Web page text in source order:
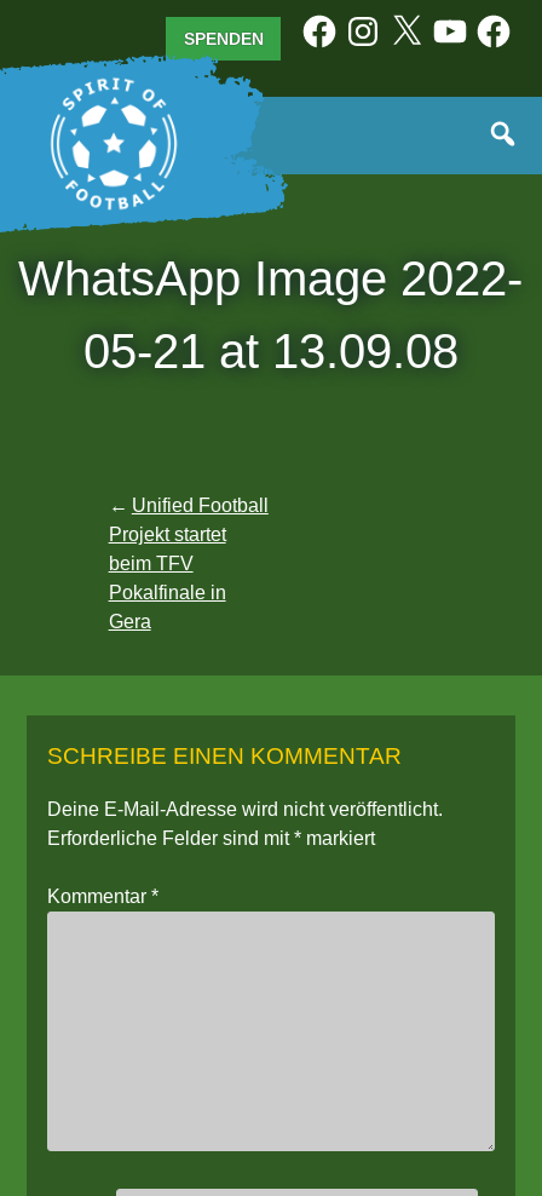
springen
FacebookInstagram
X YouTube
SPENDEN
WhatsApp Image 2022-
05-21 at 13.09.08
Beitragsnavigation
Unified Football
Projekt startet
beim TFV
Pokalfinale in
Gera
SCHREIBE EINEN KOMMENTAR
Deine E-Mail-Adresse wird nicht veröffentlicht.
Erforderliche Felder sind mit* markiert
Kommentar*